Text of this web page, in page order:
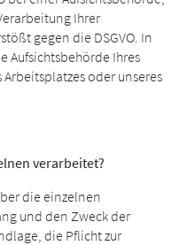
Ihrer
gegen die DSGVO. In
Aufsichtsbehörde Ihres
oder unseres
verarbeitet?
die einzelnen
und den Zweck der
die Pflicht zur